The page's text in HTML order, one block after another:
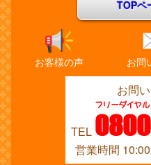
TOPペ
お客様の声 お問
お問
TEL
フリーダイヤ
営業時間